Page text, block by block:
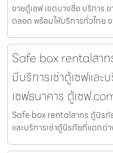
ขายตู้เซฟ เขตบางซื่อ บริการ
ตลอด พร้อมให้บริการทั่วไทย
Safe box rentalสาท
มีบริการเช่าตู้เซฟแล
เซฟธนาคาร ตู้เซฟ
Safe box rentalสาทร ตู้นิรภั
และบริการเช่าตู้นิรภัยที่แตกต่